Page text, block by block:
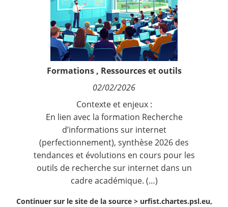
Formations, Ressources et outils
02/02/2026
Contexte et enjeux :
En lien avec la formation Recherche
d’informations sur internet
(perfectionnement), synthèse 2026 des
tendances et évolutions en cours pour les
outils de recherche sur internet dans un
cadre académique. (…)
Continuer sur le site de la source > urfist.chartes.psl.eu,